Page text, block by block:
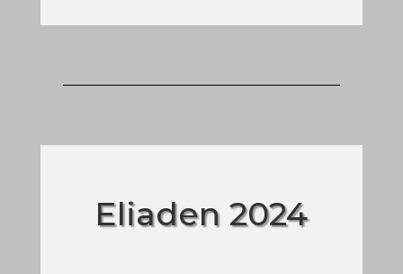
Eliaden 2024